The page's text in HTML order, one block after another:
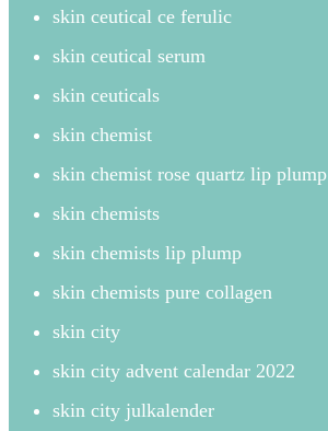
skin ceutical ce ferulic
skin ceutical serum
skin ceuticals
skin chemist
skin chemist rose quartz lip plump
skin chemists
skin chemists lip plump
skin chemists pure collagen
skin city
skin city advent calendar 2022
skin city julkalender